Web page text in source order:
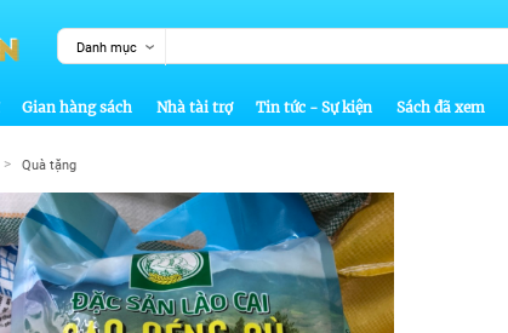
Danh mục
Gian hàng sách Nhà tài trợ Tin tức - Sự kiện Sách đã xem
> Quà tặng